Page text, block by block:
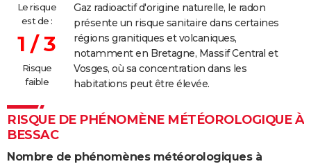
Le risque
est de :
1 / 3
Risque
faible
Gaz radioactif d'origine naturelle, le radon
présente un risque sanitaire dans certaines
régions granitiques et volcaniques,
notamment en Bretagne, Massif Central et
Vosges, où sa concentration dans les
habitations peut être élevée.
RISQUE DE PHÉNOMÈNE MÉTÉOROLOGIQUE À
BESSAC
Nombre de phénomènes météorologiques à